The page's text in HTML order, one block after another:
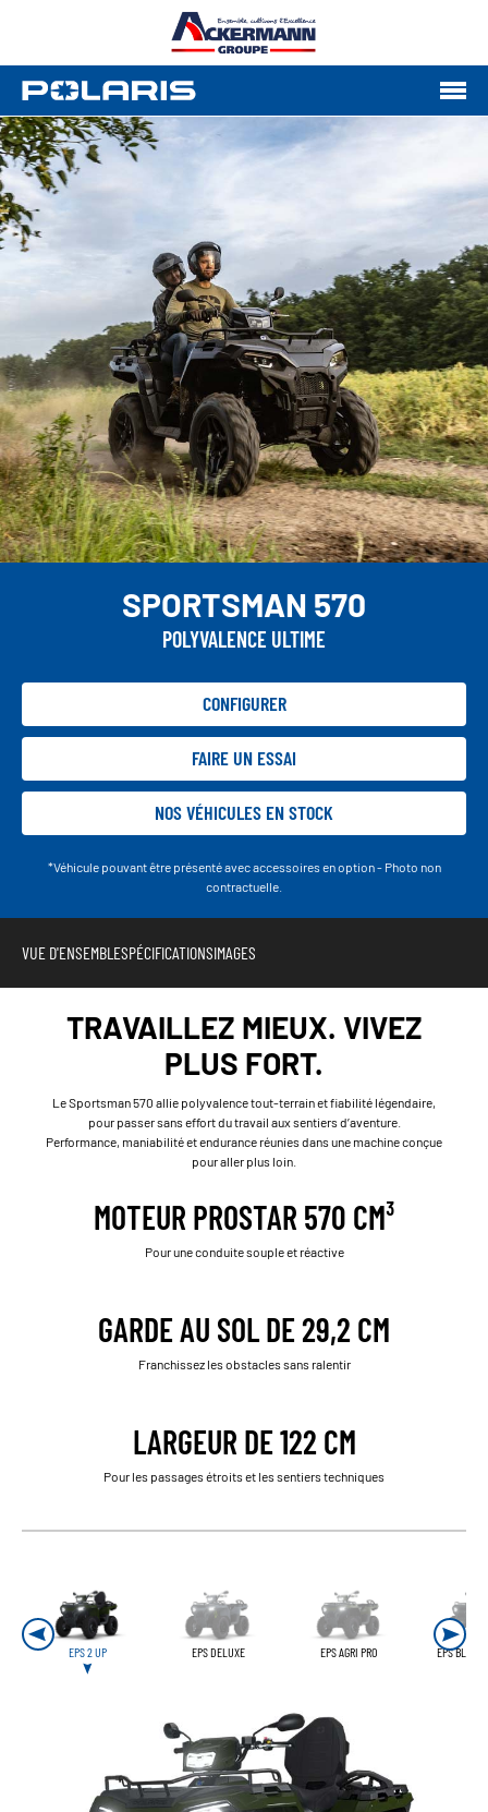
SPORTSMAN 570
POLYVALENCE ULTIME
CONFIGURER
FAIRE UN ESSAI
NOS VÉHICULES EN STOCK
*Véhicule pouvant être présenté avec accessoires en option - Photo non
contractuelle.
VUE D'ENSEMBLESPÉCIFICATIONSIMAGES
TRAVAILLEZ MIEUX. VIVEZ
PLUS FORT.
Le Sportsman 570 allie polyvalence tout-terrain et fiabilité légendaire,
pour passer sans effort du travail aux sentiers d’aventure.
Performance, maniabilité et endurance réunies dans une machine conçue
pour aller plus loin.
MOTEUR PROSTAR 570 CM³
Pour une conduite souple et réactive
GARDE AU SOL DE 29,2 CM
Franchissez les obstacles sans ralentir
LARGEUR DE 122 CM
Pour les passages étroits et les sentiers techniques
EPS 2 UP EPS DELUXE EPS AGRI PRO EPS BLACK